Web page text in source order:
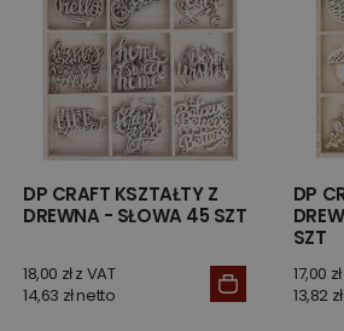
DP CRAFT KSZTAŁTY Z
DREWNA - SŁOWA 45 SZT
18,00 zł z VAT
14,63 zł netto
DP
SZT
17,00
13,82